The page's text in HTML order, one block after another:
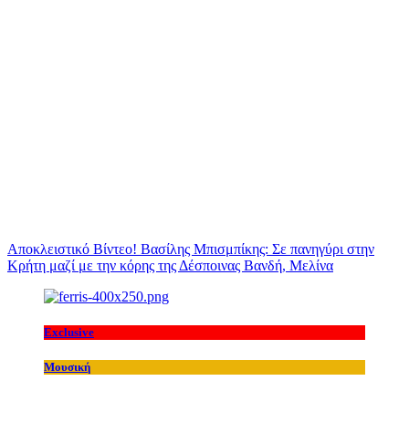
Αποκλειστικό Βίντεο! Βασίλης Μπισμπίκης: Σε πανηγύρι στην
Κρήτη μαζί με την κόρης της Δέσποινας Βανδή, Μελίνα
Exclusive
Μουσική